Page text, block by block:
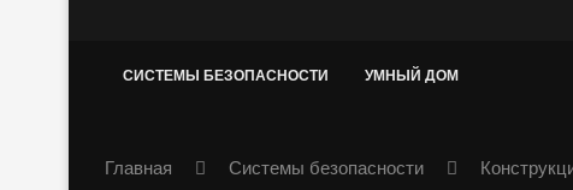
СИСТЕМЫ БЕЗОПАСНОСТИ УМНЫЙ ДОМ
Главная Системы безопасности